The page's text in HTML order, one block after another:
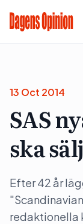
13 Oct 2014
SAS
ska
Efter 42 år
redaktionella